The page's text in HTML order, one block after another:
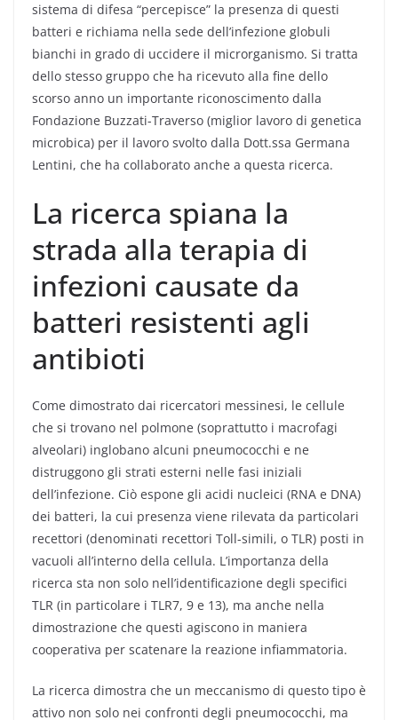
sistema di difesa “percepisce” la presenza di questi
batteri e richiama nella sede dell’infezione globuli
bianchi in grado di uccidere il microrganismo. Si tratta
dello stesso gruppo che ha ricevuto alla fine dello
scorso anno un importante riconoscimento dalla
Fondazione Buzzati-Traverso (miglior lavoro di genetica
microbica) per il lavoro svolto dalla Dott.ssa Germana
Lentini, che ha collaborato anche a questa ricerca.
La ricerca spiana la
strada alla terapia di
infezioni causate da
batteri resistenti agli
antibioti
Come dimostrato dai ricercatori messinesi, le cellule
che si trovano nel polmone (soprattutto i macrofagi
alveolari) inglobano alcuni pneumococchi e ne
distruggono gli strati esterni nelle fasi iniziali
dell’infezione. Ciò espone gli acidi nucleici (RNA e DNA)
dei batteri, la cui presenza viene rilevata da particolari
recettori (denominati recettori Toll-simili, o TLR) posti in
vacuoli all’interno della cellula. L’importanza della
ricerca sta non solo nell’identificazione degli specifici
TLR (in particolare i TLR7, 9 e 13), ma anche nella
dimostrazione che questi agiscono in maniera
cooperativa per scatenare la reazione infiammatoria.
La ricerca dimostra che un meccanismo di questo tipo è
attivo non solo nei confronti degli pneumococchi, ma